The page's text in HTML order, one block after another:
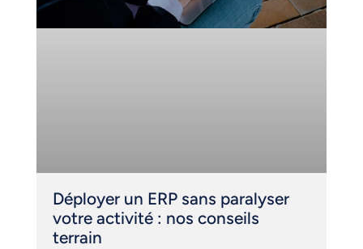
Déployer un ERP sans paralyser
votre activité : nos conseils
terrain